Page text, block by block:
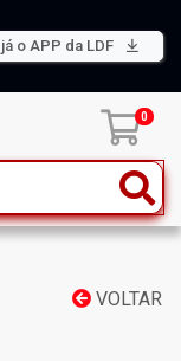
o APP da LDF
0
VOLTAR